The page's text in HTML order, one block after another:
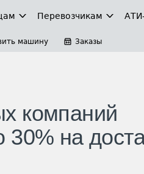
Перевозчикам
машину Заказы
компаний
30% на